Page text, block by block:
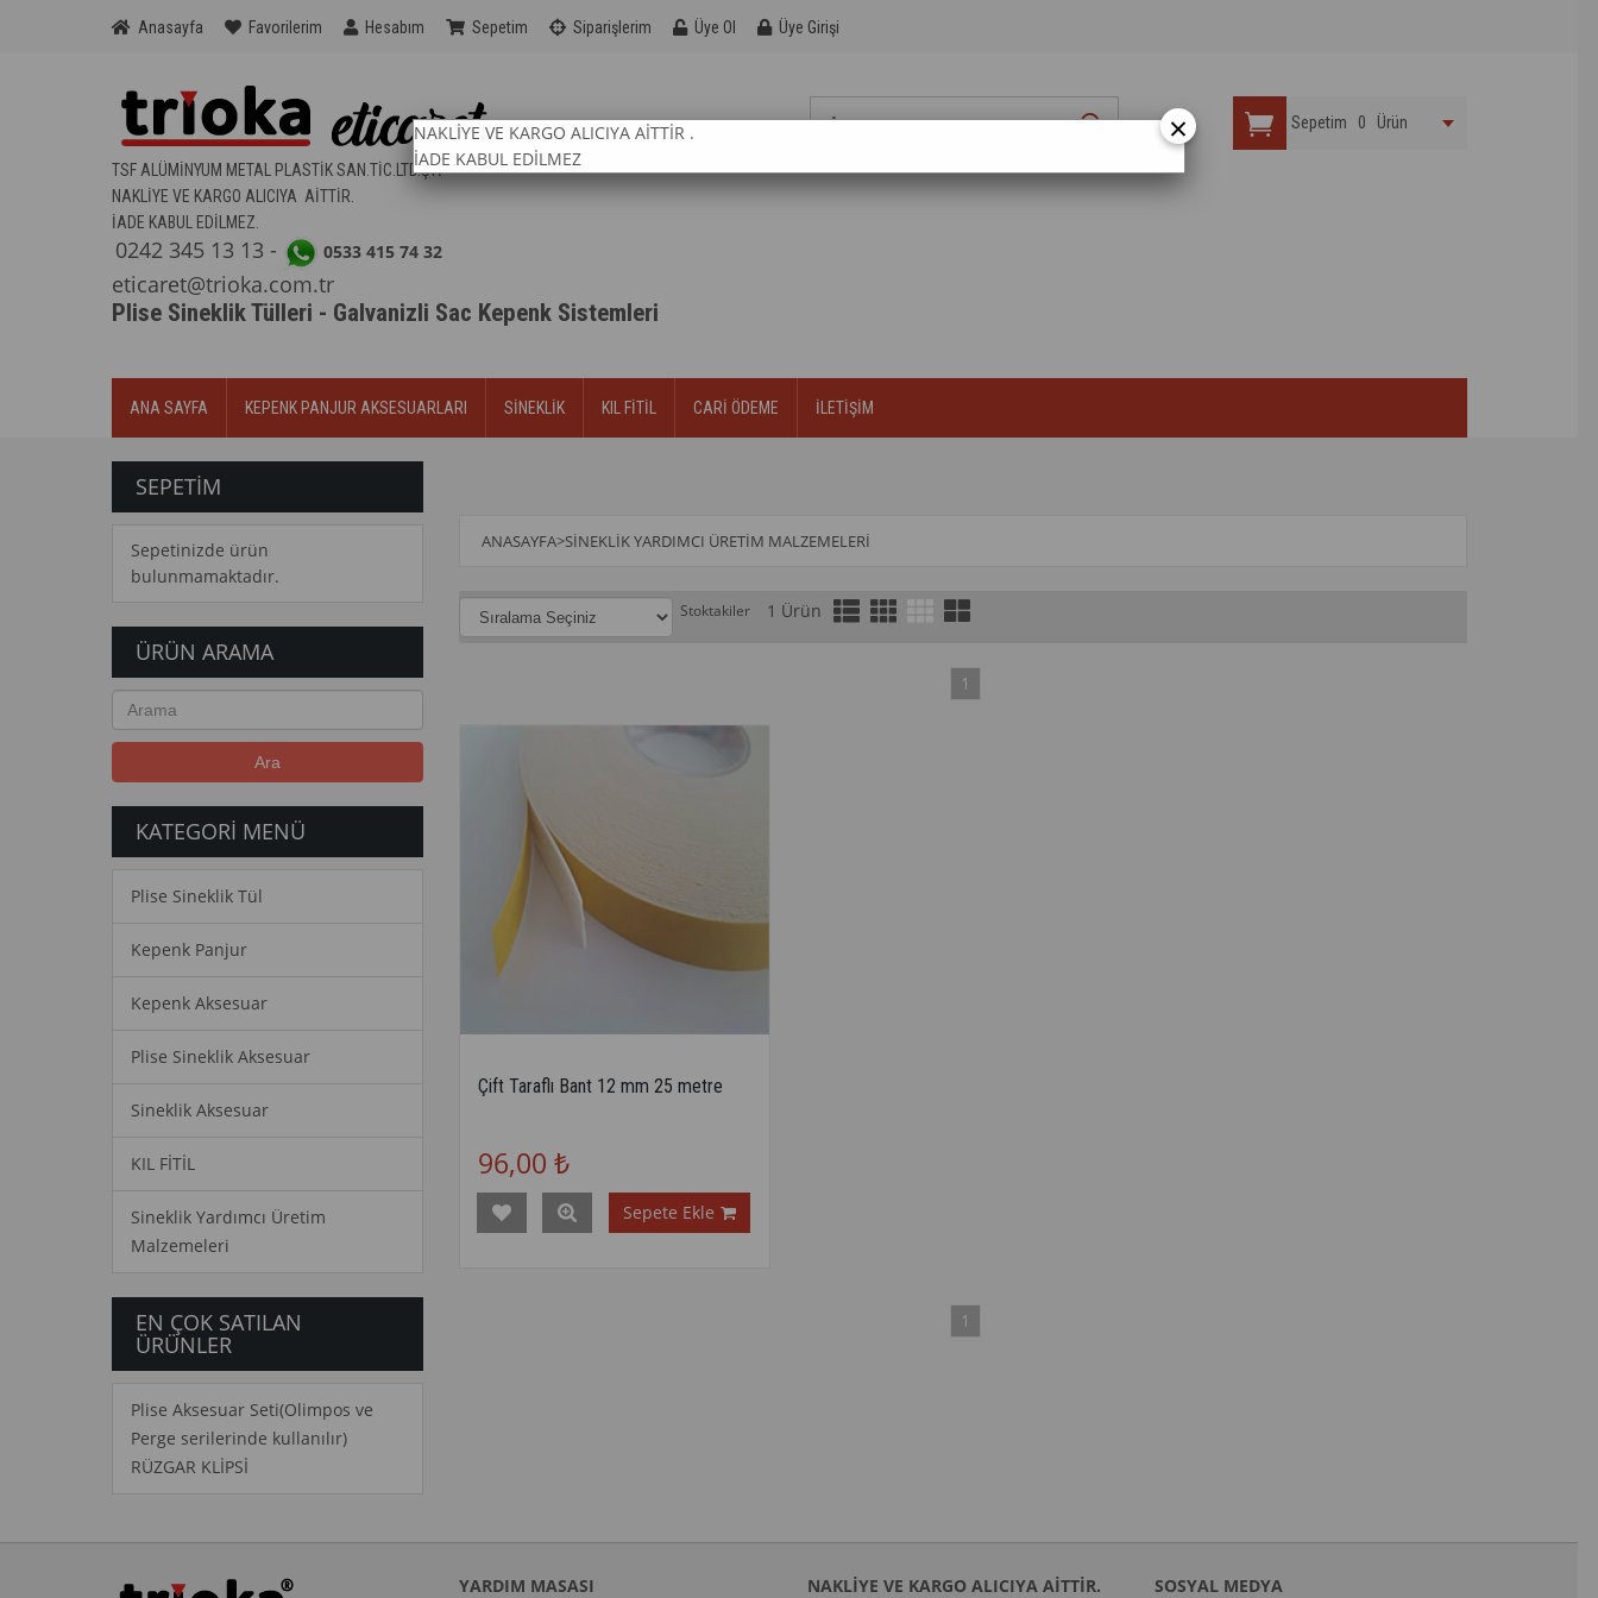
TSF ALÜMİNYUM METAL PLASTİK SAN.TİC.LTD.ŞTİ
NAKLİYE VE KARGO ALICIYA AİTTİR.
İADE KABUL EDİLMEZ.
0242 345 13 13 - 0533 415 74 32
eticaret@trioka.com.tr
Plise Sineklik Tülleri - Galvanizli Sac Kepenk Sistemleri
Anasayfa Favorilerim Hesabım Sepetim Siparişlerim Üye Ol Üye Girişi
Sepetim 0 Ürün
ANA SAYFA KEPENK PANJUR AKSESUARLARI SİNEKLİK KIL FİTİL CARİ ÖDEME İLETİŞİM
SEPETIM
Sepetinizde ürün
bulunmamaktadır.
ÜRÜN ARAMA
Ara
KATEGORI MENÜ
Plise Sineklik Tül
Kepenk Panjur
Kepenk Aksesuar
Plise Sineklik Aksesuar
Sineklik Aksesuar
KIL FİTİL
Sineklik Yardımcı Üretim
Malzemeleri
EN ÇOK SATILAN
ÜRÜNLER
Plise Aksesuar Seti(Olimpos ve
Perge serilerinde kullanılır)
RÜZGAR KLİPSİ
ANASAYFA>SINEKLIK YARDIMCI ÜRETIM MALZEMELERI
Stoktakiler 1 Ürün
1
Çift Taraflı Bant 12 mm 25 metre
96,00 ₺
Sepete Ekle
1
YARDIM MASASI NAKLİYE VE KARGO ALICIYA AİTTİR. SOSYAL MEDYA
×
NAKLİYE VE KARGO ALICIYA AİTTİR .
İADE KABUL EDİLMEZ